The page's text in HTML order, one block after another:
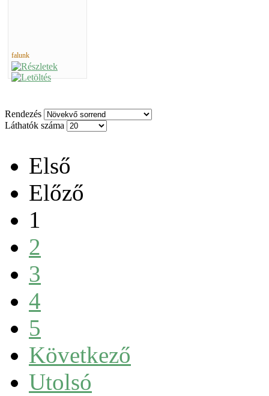
falunk
Rendezés
Láthatók száma
Első
Előző
1
2
3
4
5
Következő
Utolsó